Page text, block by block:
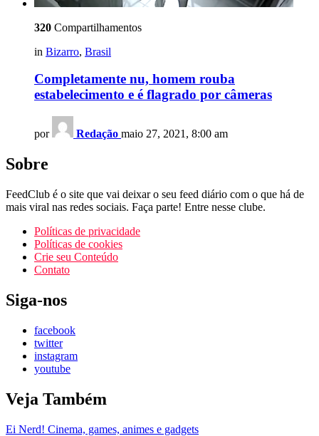
320 Compartilhamentos
in Bizarro, Brasil
Completamente nu, homem rouba
estabelecimento e é flagrado por câmeras
por Redação maio 27, 2021, 8:00 am
Sobre
FeedClub é o site que vai deixar o seu feed diário com o que há de
mais viral nas redes sociais. Faça parte! Entre nesse clube.
Políticas de privacidade
Políticas de cookies
Crie seu Conteúdo
Contato
Siga-nos
facebook
twitter
instagram
youtube
Veja Também
Ei Nerd! Cinema, games, animes e gadgets